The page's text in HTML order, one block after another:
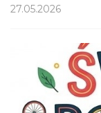
27.05.2026